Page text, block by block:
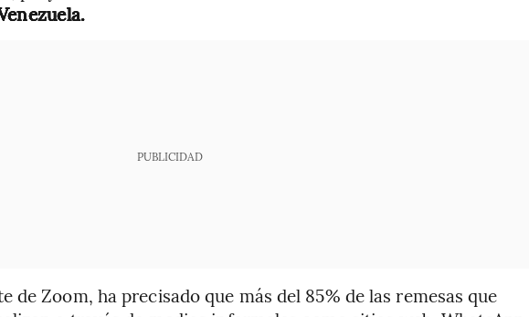
PUBLICIDAD
de Zoom, ha precisado que más del 85% de las remesas que